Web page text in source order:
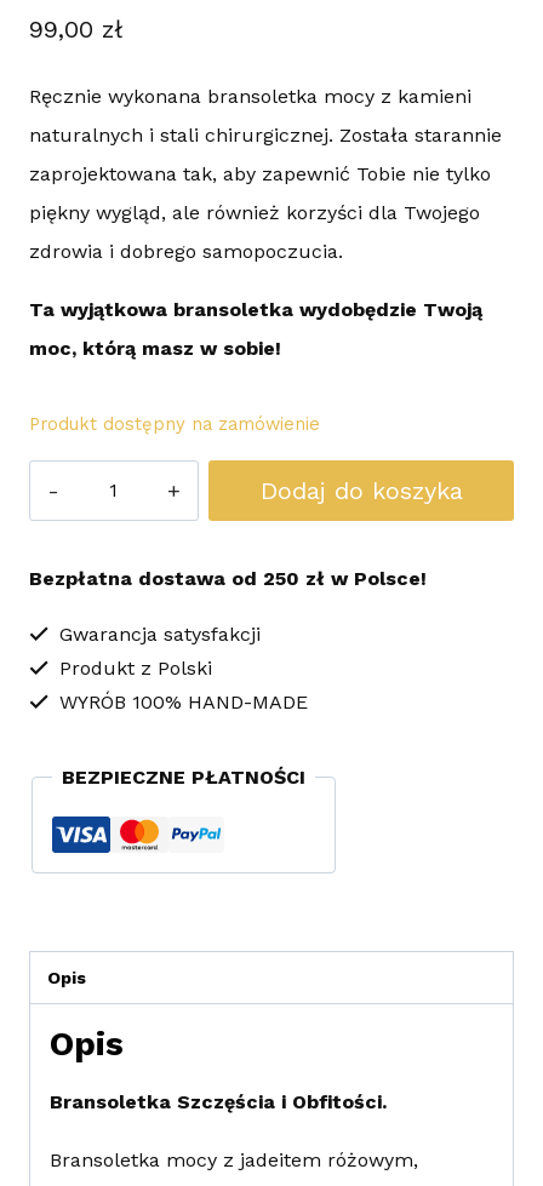
99,00 zł
Ręcznie wykonana bransoletka mocy z kamieni
naturalnych i stali chirurgicznej. Została starannie
zaprojektowana tak, aby zapewnić Tobie nie tylko
piękny wygląd, ale również korzyści dla Twojego
zdrowia i dobrego samopoczucia.
Ta wyjątkowa bransoletka wydobędzie Twoją
moc, którą masz w sobie!
Produkt dostępny na zamówienie
Bransoletka
Obfitości
Dodaj do koszyka
Bezpłatna dostawa od 250 zł w Polsce!
Gwarancja satysfakcji
Produkt z Polski
WYRÓB 100% HAND-MADE
BEZPIECZNE PŁATNOŚCI
Opis
Opis
Bransoletka Szczęścia i Obfitości.
Bransoletka mocy z jadeitem różowym,